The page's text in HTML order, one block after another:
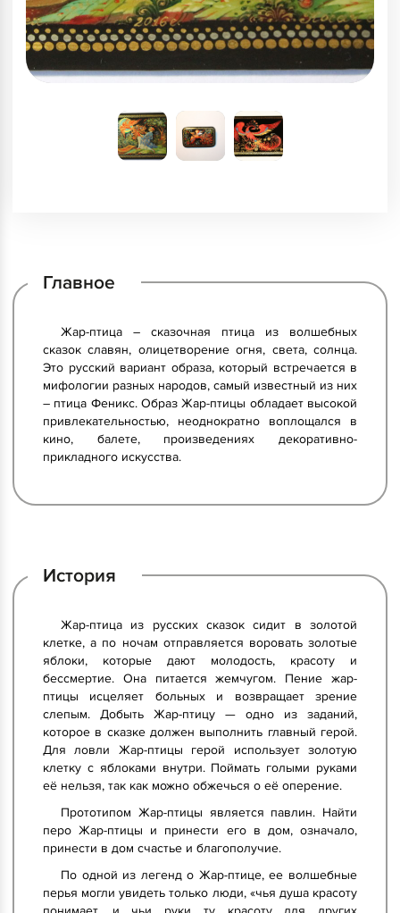
Главное
Жар-птица – сказочная птица из волшебных
сказок славян, олицетворение огня, света, солнца.
Это русский вариант образа, который встречается в
мифологии разных народов, самый известный из них
– птица Феникс. Образ Жар-птицы обладает высокой
привлекательностью, неоднократно воплощался в
кино, балете, произведениях декоративно-
прикладного искусства.
История
Жар-птица из русских сказок сидит в золотой
клетке, а по ночам отправляется воровать золотые
яблоки, которые дают молодость, красоту и
бессмертие. Она питается жемчугом. Пение жар-
птицы исцеляет больных и возвращает зрение
слепым. Добыть Жар-птицу — одно из заданий,
которое в сказке должен выполнить главный герой.
Для ловли Жар-птицы герой использует золотую
клетку с яблоками внутри. Поймать голыми руками
её нельзя, так как можно обжечься о её оперение.
Прототипом Жар-птицы является павлин. Найти
перо Жар-птицы и принести его в дом, означало,
принести в дом счастье и благополучие.
По одной из легенд о Жар-птице, ее волшебные
перья могли увидеть только люди, «чья душа красоту